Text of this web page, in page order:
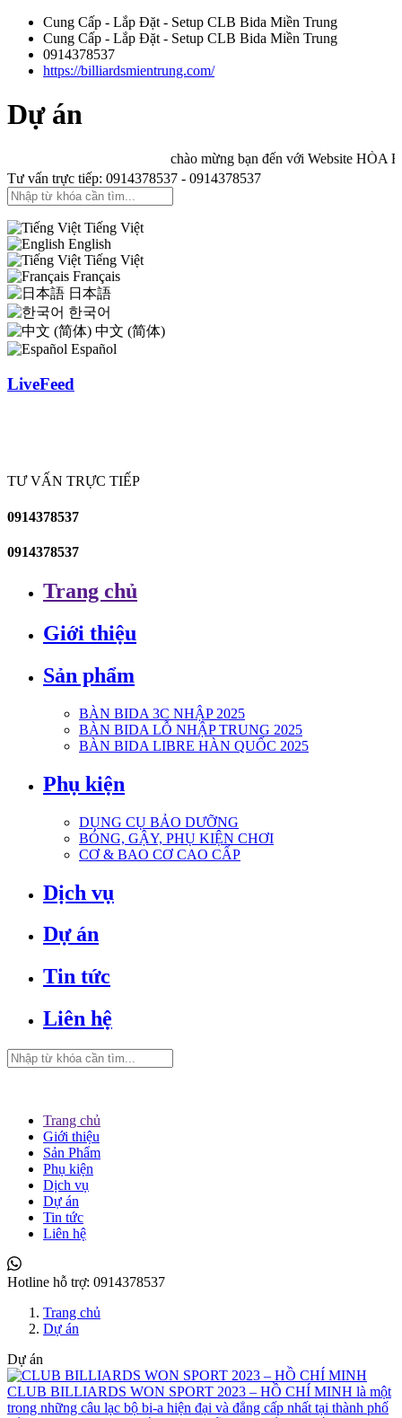
Cung Cấp - Lắp Đặt - Setup CLB Bida Miền Trung
Cung Cấp - Lắp Đặt - Setup CLB Bida Miền Trung
0914378537
https://billiardsmientrung.com/
Dự án
chào mừng bạn đến với Website HÒA
Tư vấn trực tiếp: 0914378537 - 0914378537
Tiếng Việt
English
Tiếng Việt
Français
日本語
한국어
中文 (简体)
Español
LiveFeed
TƯ VẤN TRỰC TIẾP
0914378537
0914378537
Trang chủ
Giới thiệu
Sản phẩm
BÀN BIDA 3C NHẬP 2025
BÀN BIDA LỖ NHẬP TRUNG 2025
BÀN BIDA LIBRE HÀN QUỐC 2025
Phụ kiện
DỤNG CỤ BẢO DƯỠNG
BÓNG, GẬY, PHỤ KIỆN CHƠI
CƠ & BAO CƠ CAO CẤP
Dịch vụ
Dự án
Tin tức
Liên hệ
Trang chủ
Giới thiệu
Sản Phẩm
Phụ kiện
Dịch vụ
Dự án
Tin tức
Liên hệ
Hotline hỗ trợ: 0914378537
Trang chủ
Dự án
Dự án
CLUB BILLIARDS WON SPORT 2023 – HỒ CHÍ MINH là một
trong những câu lạc bộ bi-a hiện đại và đẳng cấp nhất tại thành phố